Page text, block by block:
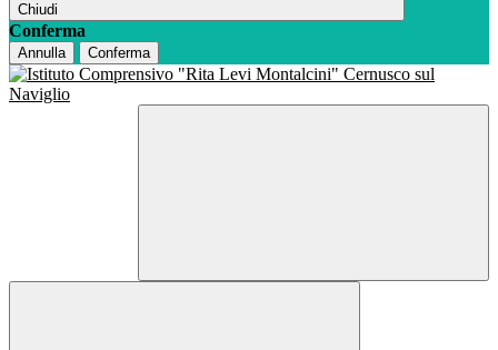
Chiudi
Conferma
Annulla Conferma